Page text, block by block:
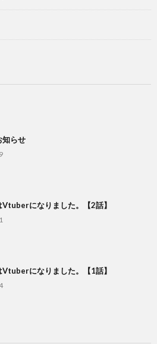
知らせ
になりました。【2話】
になりました。【1話】